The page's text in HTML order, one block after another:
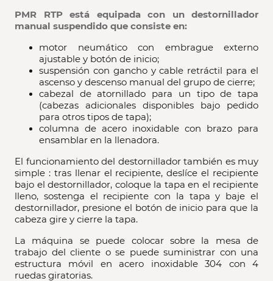
PMR RTP está equipada con un destornillador
manual suspendido que consiste en:
motor neumático con embrague externo
ajustable y botón de inicio;
suspensión con gancho y cable retráctil para el
ascenso y descenso manual del grupo de cierre;
cabezal de atornillado para un tipo de tapa
(cabezas adicionales disponibles bajo pedido
para otros tipos de tapa);
columna de acero inoxidable con brazo para
ensamblar en la llenadora.
El funcionamiento del destornillador también es muy
simple : tras llenar el recipiente, deslíce el recipiente
bajo el destornillador, coloque la tapa en el recipiente
lleno, sostenga el recipiente con la tapa y baje el
destornillador, presione el botón de inicio para que la
cabeza gire y cierre la tapa.
La máquina se puede colocar sobre la mesa de
trabajo del cliente o se puede suministrar con una
estructura móvil en acero inoxidable 304 con 4
ruedas giratorias.